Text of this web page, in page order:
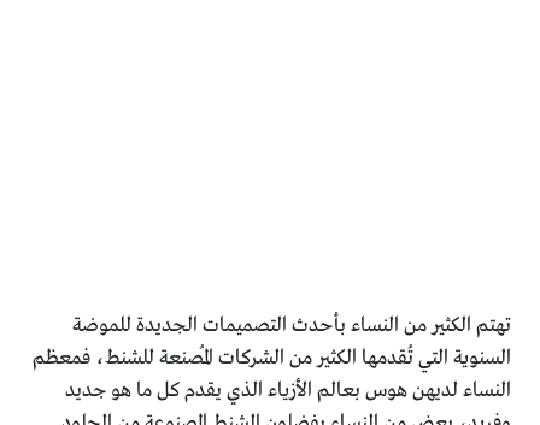
تهتم الكثير من النساء بأحدث التصميمات الجديدة للموضة
السنوية التي تُقدمها الكثير من الشركات المُصنعة للشنط، فمعظم
النساء لديهن هوس بعالم الأزياء الذي يقدم كل ما هو جديد